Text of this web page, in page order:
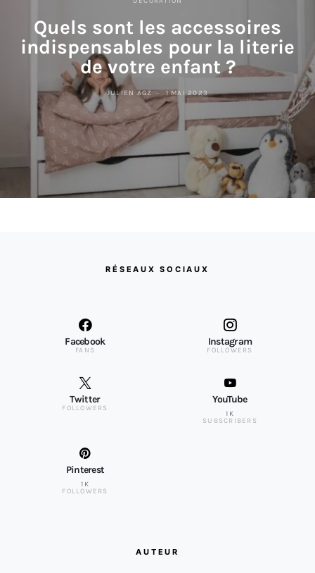
Quels sont les accessoires
indispensables pour la literie
de votre enfant ?
JULIEN AGZ 1 MAI 2023
RÉSEAUX SOCIAUX
Facebook
FANS
Instagram
FOLLOWERS
Twitter
FOLLOWERS
YouTube
1K
SUBSCRIBERS
Pinterest
1K
FOLLOWERS
AUTEUR